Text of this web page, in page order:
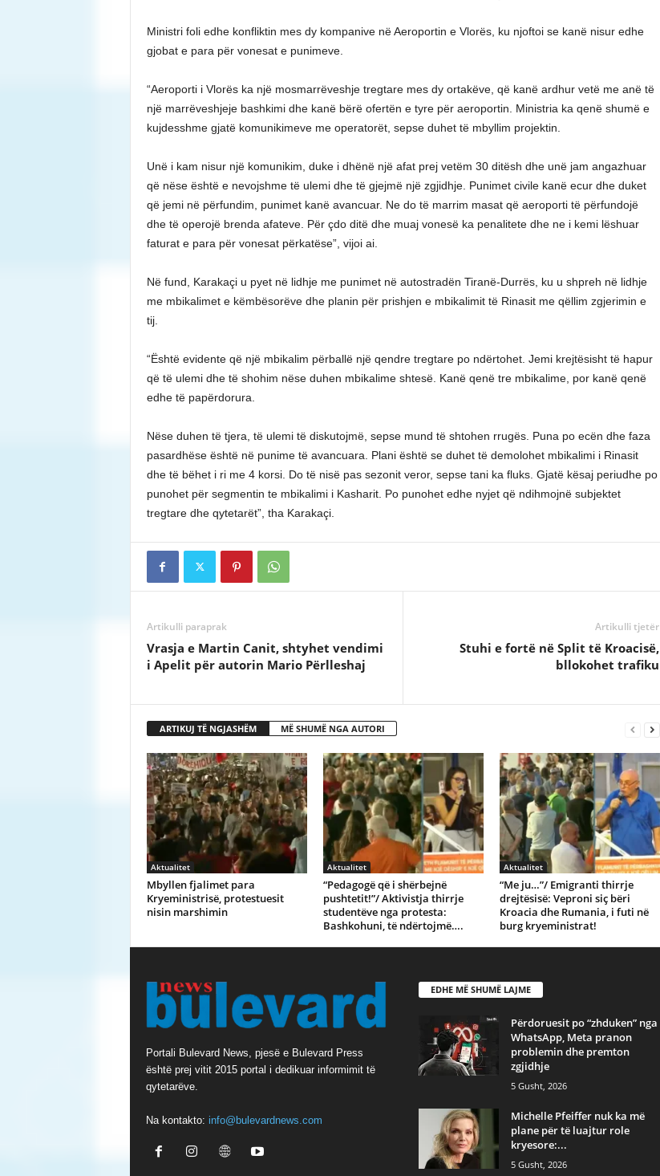
Ministri foli edhe konfliktin mes dy kompanive në Aeroportin e Vlorës, ku njoftoi se kanë nisur edhe
gjobat e para për vonesat e punimeve.
“Aeroporti i Vlorës ka një mosmarrëveshje tregtare mes dy ortakëve, që kanë ardhur vetë me anë të
një marrëveshjeje bashkimi dhe kanë bërë ofertën e tyre për aeroportin. Ministria ka qenë shumë e
kujdesshme gjatë komunikimeve me operatorët, sepse duhet të mbyllim projektin.
Unë i kam nisur një komunikim, duke i dhënë një afat prej vetëm 30 ditësh dhe unë jam angazhuar
që nëse është e nevojshme të ulemi dhe të gjejmë një zgjidhje. Punimet civile kanë ecur dhe duket
që jemi në përfundim, punimet kanë avancuar. Ne do të marrim masat që aeroporti të përfundojë
dhe të operojë brenda afateve. Për çdo ditë dhe muaj vonesë ka penalitete dhe ne i kemi lëshuar
faturat e para për vonesat përkatëse”, vijoi ai.
Në fund, Karakaçi u pyet në lidhje me punimet në autostradën Tiranë-Durrës, ku u shpreh në lidhje
me mbikalimet e këmbësorëve dhe planin për prishjen e mbikalimit të Rinasit me qëllim zgjerimin e
tij.
“Është evidente që një mbikalim përballë një qendre tregtare po ndërtohet. Jemi krejtësisht të hapur
që të ulemi dhe të shohim nëse duhen mbikalime shtesë. Kanë qenë tre mbikalime, por kanë qenë
edhe të papërdorura.
Nëse duhen të tjera, të ulemi të diskutojmë, sepse mund të shtohen rrugës. Puna po ecën dhe faza
pasardhëse është në punime të avancuara. Plani është se duhet të demolohet mbikalimi i Rinasit
dhe të bëhet i ri me 4 korsi. Do të nisë pas sezonit veror, sepse tani ka fluks. Gjatë kësaj periudhe po
punohet për segmentin te mbikalimi i Kasharit. Po punohet edhe nyjet që ndihmojnë subjektet
tregtare dhe qytetarët”, tha Karakaçi.
Artikulli paraprak
Vrasja e Martin Canit, shtyhet vendimi
i Apelit për autorin Mario Përlleshaj
Artikulli tjetër
Stuhi e fortë në Split të Kroacisë,
bllokohet trafiku
ARTIKUJ TË NGJASHËM MË SHUMË NGA AUTORI
Aktualitet
Mbyllen fjalimet para
Kryeministrisë, protestuesit
nisin marshimin
Aktualitet
“Pedagogë që i shërbejnë
pushtetit!”/ Aktivistja thirrje
studentëve nga protesta:
Bashkohuni, të ndërtojmë….
Aktualitet
“Me ju…”/ Emigranti thirrje
drejtësisë: Veproni siç bëri
Kroacia dhe Rumania, i futi në
burg kryeministrat!
Portali Bulevard News, pjesë e Bulevard Press
është prej vitit 2015 portal i dedikuar informimit të
qytetarëve.
Na kontakto: info@bulevardnews.com
EDHE MË SHUMË LAJME
Përdoruesit po “zhduken” nga
WhatsApp, Meta pranon
problemin dhe premton
zgjidhje
5 Gusht, 2026
Michelle Pfeiffer nuk ka më
plane për të luajtur role
kryesore:...
5 Gusht, 2026